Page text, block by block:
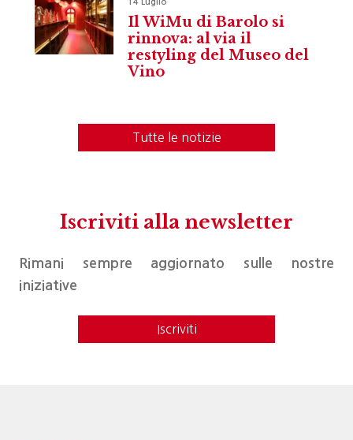
Il WiMu di Barolo si
rinnova: al via il
restyling del Museo del
Vino
Tutte le notizie
Iscriviti alla newsletter
Rimani sempre aggiornato sulle nostre
iniziative
Iscriviti